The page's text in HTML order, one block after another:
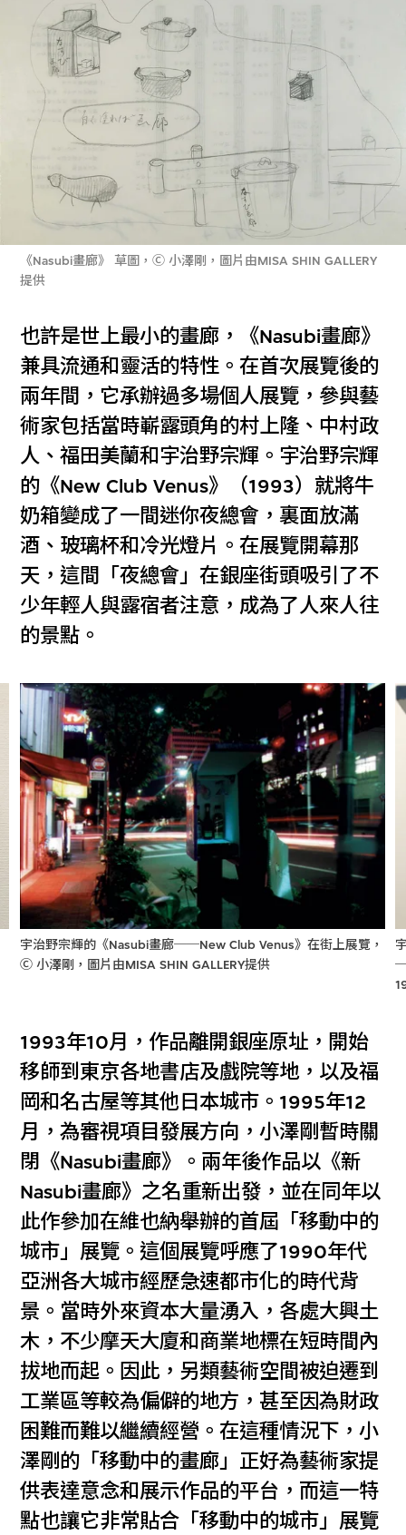
《Nasubi畫廊》 草圖，Ⓒ 小澤剛，圖片由MISA SHIN GALLERY
提供
也許是世上最小的畫廊，《Nasubi畫廊》
兼具流通和靈活的特性。在首次展覽後的
兩年間，它承辦過多場個人展覽，參與藝
術家包括當時嶄露頭角的村上隆、中村政
人、福田美蘭和宇治野宗輝。宇治野宗輝
的《New Club Venus》（1993）就將牛
奶箱變成了一間迷你夜總會，裏面放滿
酒、玻璃杯和冷光燈片。在展覽開幕那
天，這間「夜總會」在銀座街頭吸引了不
少年輕人與露宿者注意，成為了人來人往
的景點。
宇治野宗輝的《Nasubi畫廊──New Club Venus》在街上展覽，
Ⓒ 小澤剛，圖片由MISA SHIN GALLERY提供
1993年10月，作品離開銀座原址，開始
移師到東京各地書店及戲院等地，以及福
岡和名古屋等其他日本城市。1995年12
月，為審視項目發展方向，小澤剛暫時關
閉《Nasubi畫廊》。兩年後作品以《新
Nasubi畫廊》之名重新出發，並在同年以
此作參加在維也納舉辦的首屆「移動中的
城市」展覽。這個展覽呼應了1990年代
亞洲各大城市經歷急速都市化的時代背
景。當時外來資本大量湧入，各處大興土
木，不少摩天大廈和商業地標在短時間內
拔地而起。因此，另類藝術空間被迫遷到
工業區等較為偏僻的地方，甚至因為財政
困難而難以繼續經營。在這種情況下，小
澤剛的「移動中的畫廊」正好為藝術家提
供表達意念和展示作品的平台，而這一特
點也讓它非常貼合「移動中的城市」展覽